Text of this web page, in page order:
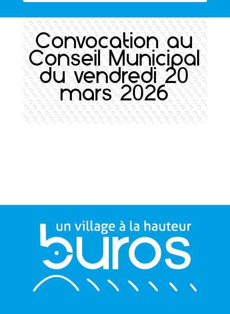
Convocation au
Conseil Municipal
du vendredi 20
mars 2026